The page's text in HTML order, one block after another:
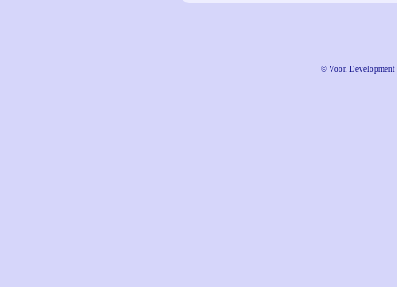
© Voon Development